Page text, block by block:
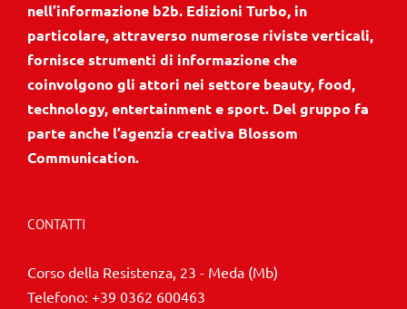
nell’informazione b2b. Edizioni Turbo, in
particolare, attraverso numerose riviste verticali,
fornisce strumenti di informazione che
coinvolgono gli attori nei settore beauty, food,
technology, entertainment e sport. Del gruppo fa
parte anche l’agenzia creativa Blossom
Communication.
CONTATTI
Corso della Resistenza, 23 - Meda (Mb)
Telefono: +39 0362 600463